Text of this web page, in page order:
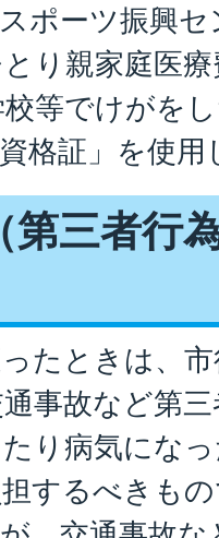
ポーツ振興
り親家庭医
等でけがを
格証」を使
第三者行
たときは、
事故など第
り病気にな
するべきも